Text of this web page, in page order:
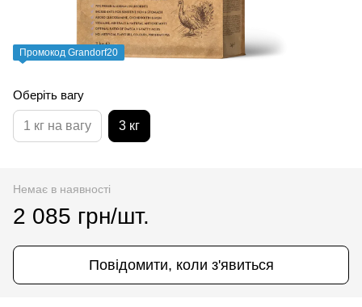
Промокод Grandorf20
Оберіть вагу
1 кг на вагу 3 кг
Немає в наявності
2 085 грн/шт.
Повідомити, коли з'явиться